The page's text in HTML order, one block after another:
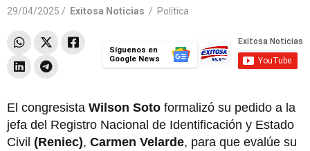
29/04/2025 / Exitosa Noticias / Política
Síguenos en
Google News
El congresista Wilson Soto formalizó su pedido a la
jefa del Registro Nacional de Identificación y Estado
Civil (Reniec), Carmen Velarde, para que evalúe su